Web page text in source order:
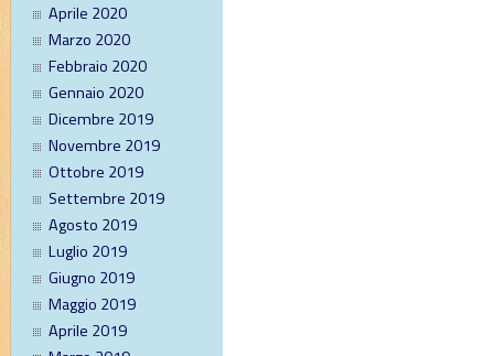
Aprile 2020
Marzo 2020
Febbraio 2020
Gennaio 2020
Dicembre 2019
Novembre 2019
Ottobre 2019
Settembre 2019
Agosto 2019
Luglio 2019
Giugno 2019
Maggio 2019
Aprile 2019